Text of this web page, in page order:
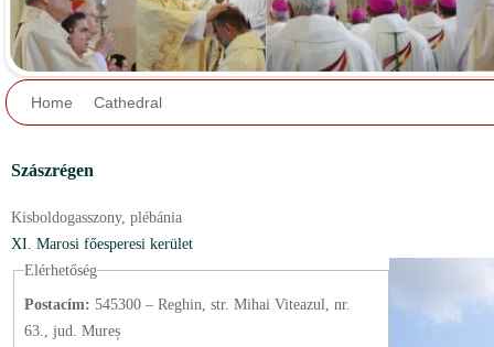
Home Cathedral
Szászrégen
Kisboldogasszony, plébánia
XI. Marosi főesperesi kerület
Elérhetőség
Postacím: 545300 – Reghin, str. Mihai Viteazul, nr.
63., jud. Mureș